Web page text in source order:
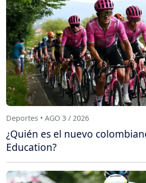
Deportes • AGO 3 / 2026
¿Quién es el nuevo
Education?